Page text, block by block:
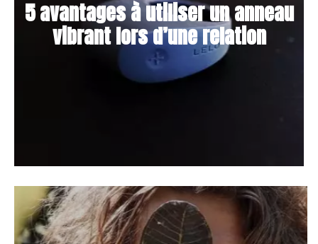
5 avantages à utiliser un anneau
vibrant lors d’une relation